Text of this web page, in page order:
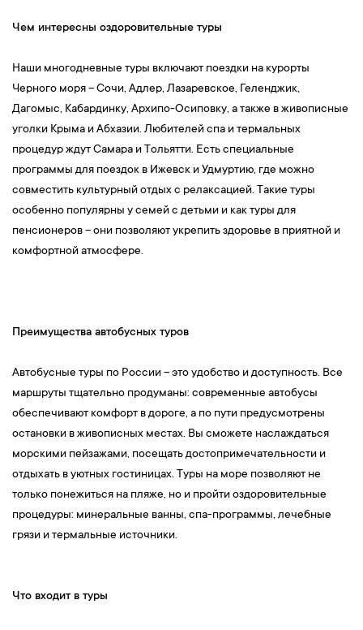
Чем интересны оздоровительные туры
Наши многодневные туры включают поездки на курорты
Черного моря – Сочи, Адлер, Лазаревское, Геленджик,
Дагомыс, Кабардинку, Архипо-Осиповку, а также в живописные
уголки Крыма и Абхазии. Любителей спа и термальных
процедур ждут Самара и Тольятти. Есть специальные
программы для поездок в Ижевск и Удмуртию, где можно
совместить культурный отдых с релаксацией. Такие туры
особенно популярны у семей с детьми и как туры для
пенсионеров – они позволяют укрепить здоровье в приятной и
комфортной атмосфере.
Преимущества автобусных туров
Автобусные туры по России – это удобство и доступность. Все
маршруты тщательно продуманы: современные автобусы
обеспечивают комфорт в дороге, а по пути предусмотрены
остановки в живописных местах. Вы сможете наслаждаться
морскими пейзажами, посещать достопримечательности и
отдыхать в уютных гостиницах. Туры на море позволяют не
только понежиться на пляже, но и пройти оздоровительные
процедуры: минеральные ванны, спа-программы, лечебные
грязи и термальные источники.
Что входит в туры